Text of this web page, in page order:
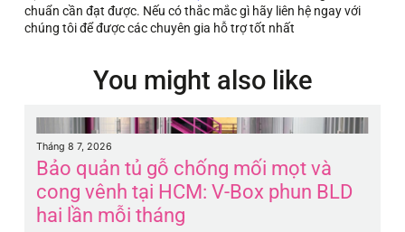
chuẩn cần đạt được. Nếu có thắc mắc gì hãy liên hệ ngay với
chúng tôi để được các chuyên gia hỗ trợ tốt nhất
You might also like
Tháng 8 7, 2026
Bảo quản tủ gỗ chống mối mọt và
cong vênh tại HCM: V-Box phun BLD
hai lần mỗi tháng